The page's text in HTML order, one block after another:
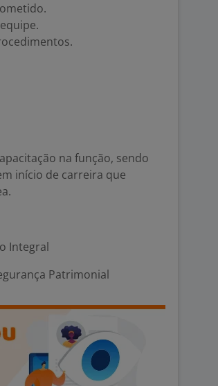
na função, sendo
início de carreira que
Integral
Patrimonial